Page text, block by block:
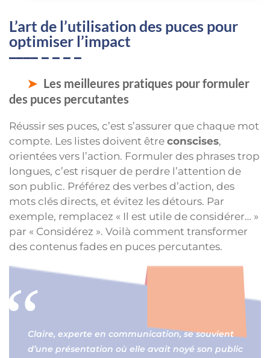
L’art de l’utilisation des puces pour
optimiser l’impact
Les meilleures pratiques pour formuler
des puces percutantes
Réussir ses puces, c’est s’assurer que chaque mot
compte. Les listes doivent être conscises,
orientées vers l’action. Formuler des phrases trop
longues, c’est risquer de perdre l’attention de
son public. Préférez des verbes d’action, des
mots clés directs, et évitez les détours. Par
exemple, remplacez « Il est utile de considérer… »
par « Considérez ». Voilà comment transformer
des contenus fades en puces percutantes.
Claire, experte en communication, se souvient
d’une présentation où elle avait noyé son public